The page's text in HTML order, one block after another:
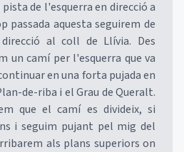
de l'esquerra en direcció a
passada aquesta seguirem de
al coll de Llívia. Des
un camí per l'esquerra que va
en una forta pujada en
de-riba i el Grau de Queralt.
que el camí es divideix, si
i seguim pujant pel mig del
als plans superiors on